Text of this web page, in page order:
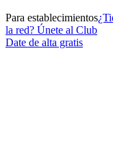
Para establecimientos
la red? Únete al Club
Date de alta gratis